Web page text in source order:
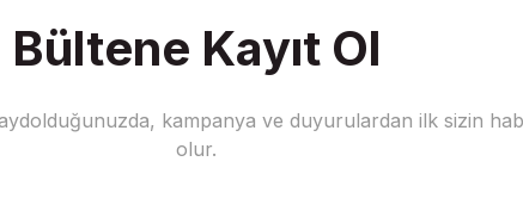
Gönder
Bültene Kayıt Ol
kampanya ve duyurulardan ilk sizin
olur.